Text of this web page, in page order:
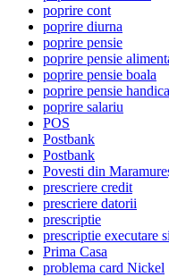
poprire cont
poprire diurna
poprire pensie
poprire pensie
poprire pensie boala
poprire pensie
poprire salariu
POS
Postbank
Postbank
Povesti din
prescriere credit
prescriere datorii
prescriptie
prescriptie executare
Prima Casa
problema card Nickel